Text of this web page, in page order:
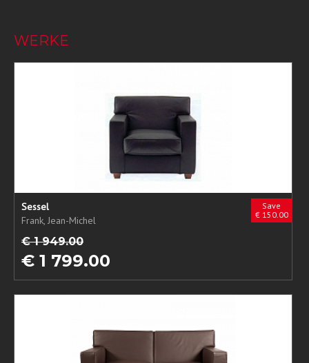
WERKE
Save
€ 150.00
Sessel
Frank, Jean-Michel
€ 1 949.00
€ 1 799.00